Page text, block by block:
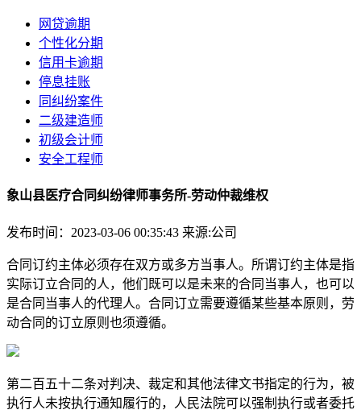
网贷逾期
个性化分期
信用卡逾期
停息挂账
同纠纷案件
二级建造师
初级会计师
安全工程师
象山县医疗合同纠纷律师事务所-劳动仲裁维权
发布时间：2023-03-06 00:35:43 来源:公司
合同订约主体必须存在双方或多方当事人。所谓订约主体是指
实际订立合同的人，他们既可以是未来的合同当事人，也可以
是合同当事人的代理人。合同订立需要遵循某些基本原则，劳
动合同的订立原则也须遵循。
第二百五十二条对判决、裁定和其他法律文书指定的行为，被
执行人未按执行通知履行的，人民法院可以强制执行或者委托